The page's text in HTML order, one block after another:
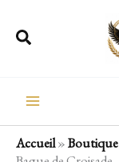
Rechercher
Accueil»Boutique